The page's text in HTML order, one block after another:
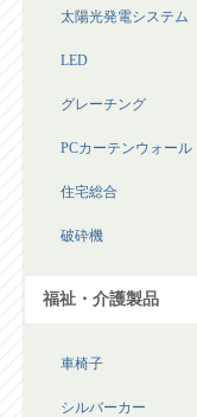
太陽光発電システム
LED
グレーチング
PCカーテンウォール
住宅総合
破砕機
福祉・介護製品
車椅子
シルバーカー